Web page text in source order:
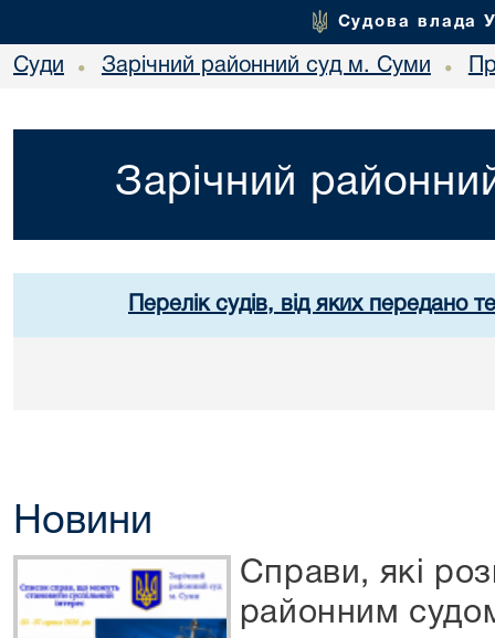
Судова влада
Суди • Зарічний районний суд м. Суми •
Зарічний
Перелік судів, від яких передано
Новини
Справи, які
районним